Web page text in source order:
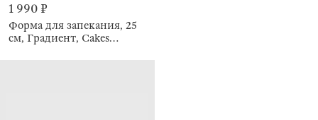
1 990 ₽
Форма для запекания, 25
см, Градиент, Cakes